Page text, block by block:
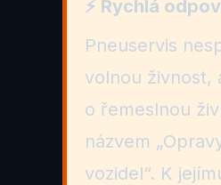
⚡ Rychlá
Pneuservis
volnou živnost,
o řemeslnou
názvem
vozidel“. K